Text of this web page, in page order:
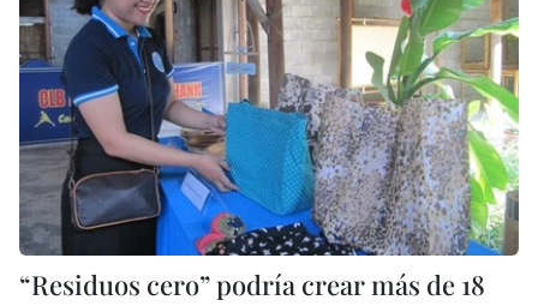
“Residuos cero” podría crear más de 18